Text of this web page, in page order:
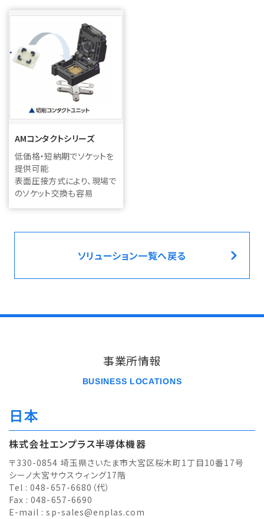
AMコンタクトシリーズ
低価格・短納期でソケットを
提供可能
表面圧接方式により、現場で
のソケット交換も容易
ソリューション一覧へ戻る
事業所情報
BUSINESS LOCATIONS
日本
株式会社エンプラス半導体機器
〒330-0854 埼玉県さいたま市大宮区桜木町1丁目10番17号
シーノ大宮サウスウィング17階
Tel : 048-657-6680（代）
Fax : 048-657-6690
E-mail :sp-sales@enplas.com